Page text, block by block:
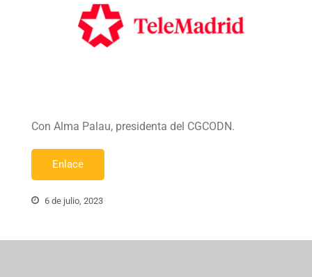
Con Alma Palau, presidenta del CGCODN.
Enlace
6 de julio, 2023